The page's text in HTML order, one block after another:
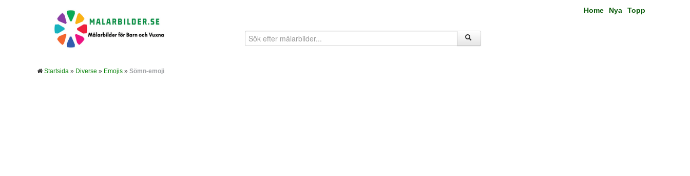
Home Nya Topp
Startsida » Diverse » Emojis » Sömn-emoji